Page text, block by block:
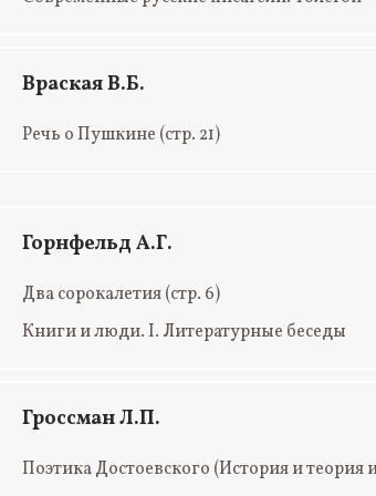
Враская В.Б.
Речь о Пушкине (стр. 21)
Горнфельд А.Г.
Два сорокалетия(стр. 6)
Книги и люди. I. Литературные беседы
Гроссман Л.П.
Поэтика Достоевского (История и теория